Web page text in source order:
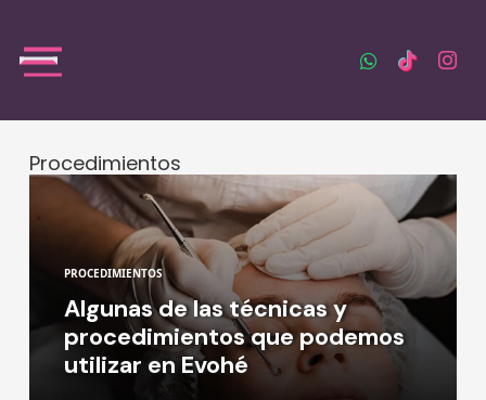
Procedimientos
PROCEDIMIENTOS
Algunas de las técnicas y
procedimientos que podemos
utilizar en Evohé